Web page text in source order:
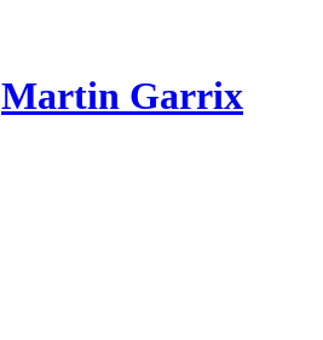
Martin Garrix